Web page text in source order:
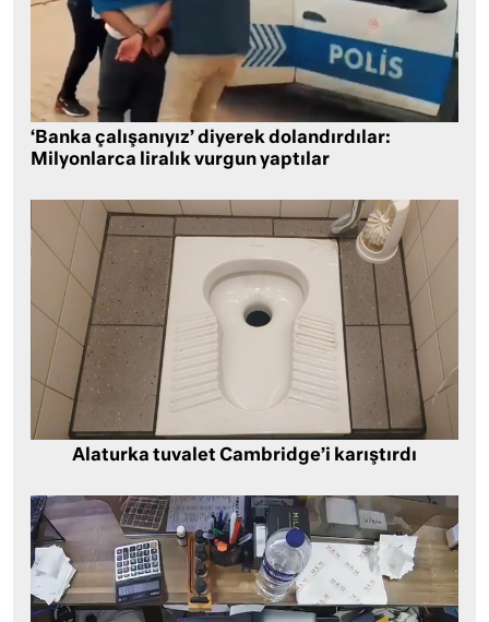
‘Banka çalışanıyız’ diyerek dolandırdılar:
Milyonlarca liralık vurgun yaptılar
Alaturka tuvalet Cambridge’i karıştırdı